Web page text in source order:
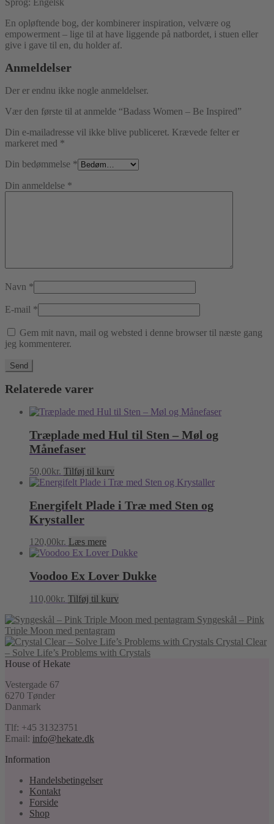
En opløftende bog, der kombinerer inspiration, velvære og
empowerment – lige til at have liggende på natbordet, i stuen eller
give i gave til en, du holder af.
Anmeldelser
Der er endnu ikke nogle anmeldelser.
Vær den første til at anmelde “Badass Women – Be Inspired”
Din e-mailadresse vil ikke blive publiceret. Krævede felter er
markeret med *
Din bedømmelse *
Din anmeldelse *
Navn *
E-mail *
Gem mit navn, mail og websted i denne browser til næste gang
jeg kommenterer.
Relaterede varer
Træplade med Hul til Sten – Møl og
Månefaser
50,00kr. Tilføj til kurv
Energifelt Plade i Træ med Sten og
Krystaller
120,00kr. Læs mere
Voodoo Ex Lover Dukke
110,00kr. Tilføj til kurv
Syngeskål – Pink
Triple Moon med pentagram
Crystal Clear
– Solve Life’s Problems with Crystals
House of Hekate
Vestergade 67
6270 Tønder
Danmark
Tlf: +45 31323751
Email: info@hekate.dk
Information
Handelsbetingelser
Kontakt
Forside
Shop